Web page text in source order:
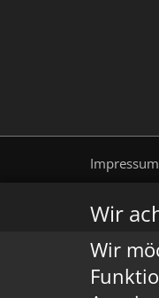
Wir
Wir
Impressum